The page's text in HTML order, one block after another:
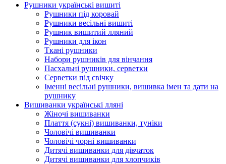
Рушники українські вишиті
Рушники під коровай
Рушники весільні вишиті
Рушник вишитий лляний
Рушники для ікон
Ткані рушники
Набори рушників для вінчання
Пасхальні рушники, серветки
Серветки під свічку
Іменні весільні рушники, вишивка імен та дати на
рушнику
Вишиванки українські лляні
Жіночі вишиванки
Плаття (сукні) вишиванки, туніки
Чоловічі вишиванки
Чоловічі чорні вишиванки
Дитячі вишиванки для дівчаток
Дитячі вишиванки для хлопчиків